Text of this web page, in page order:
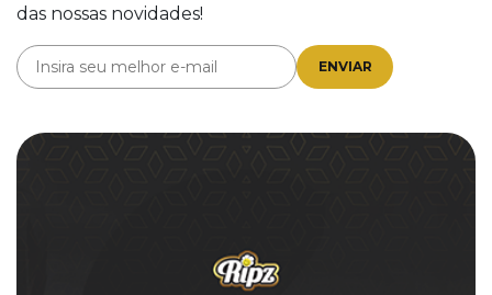
das nossas novidades!